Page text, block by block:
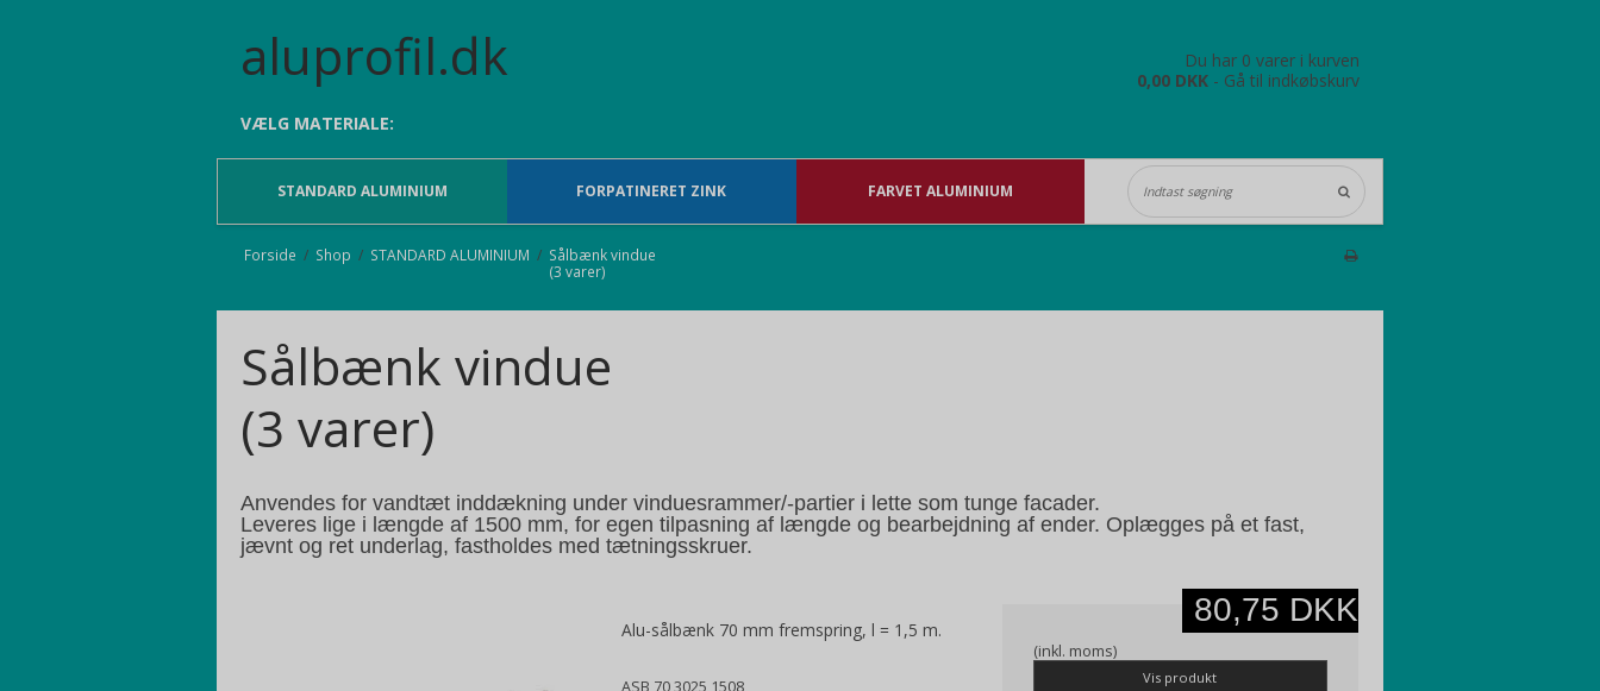
aluprofil.dk
Du har 0 varer i kurven
0,00 DKK - Gå til indkøbskurv
VÆLG MATERIALE:
STANDARD ALUMINIUM FORPATINERET ZINK FARVET ALUMINIUM
Forside / Shop / STANDARD ALUMINIUM / Sålbænk vindue
(3 varer)
Sålbænk vindue
(3 varer)
Anvendes for vandtæt inddækning under vinduesrammer/-partier i lette som tunge facader.
Leveres lige i længde af 1500 mm, for egen tilpasning af længde og bearbejdning af ender. Oplægges på et fast,
jævnt og ret underlag, fastholdes med tætningsskruer.
Alu-sålbænk 70 mm fremspring, l = 1,5 m.
ASB 70 3025 1508
80,75 DKK
(inkl. moms)
Vis produkt